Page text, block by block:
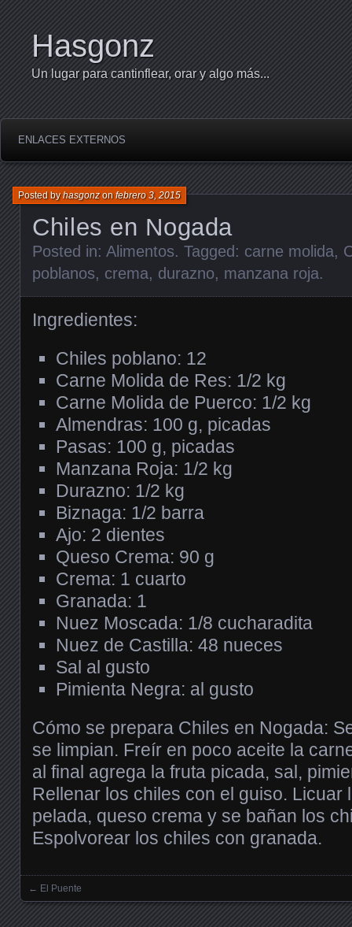
Hasgonz
Un lugar para cantinflear, orar y algo más...
ENLACES EXTERNOS
Chiles en Nogada
Posted byhasgonzonfebrero 3, 2015
Posted in: Alimentos. Tagged: carne molida,
poblanos, crema, durazno, manzana roja.
Ingredientes:
Chiles poblano: 12
Carne Molida de Res: 1/2 kg
Carne Molida de Puerco: 1/2 kg
Almendras: 100 g, picadas
Pasas: 100 g, picadas
Manzana Roja: 1/2 kg
Durazno: 1/2 kg
Biznaga: 1/2 barra
Ajo: 2 dientes
Queso Crema: 90 g
Crema: 1 cuarto
Granada: 1
Nuez Moscada: 1/8 cucharadita
Nuez de Castilla: 48 nueces
Sal al gusto
Pimienta Negra: al gusto
Cómo se prepara Chiles en Nogada:
se limpian. Freír en poco aceite la
al final agrega la fruta picada, sal,
Rellenar los chiles con el guiso. Licuar
pelada, queso crema y se bañan los
Espolvorear los chiles con granada.
Posts navigation
← El Puente